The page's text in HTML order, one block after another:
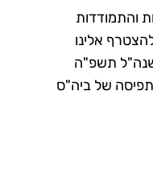
והתמודדות
אלינו
תשפ"ה
של ביה"ס